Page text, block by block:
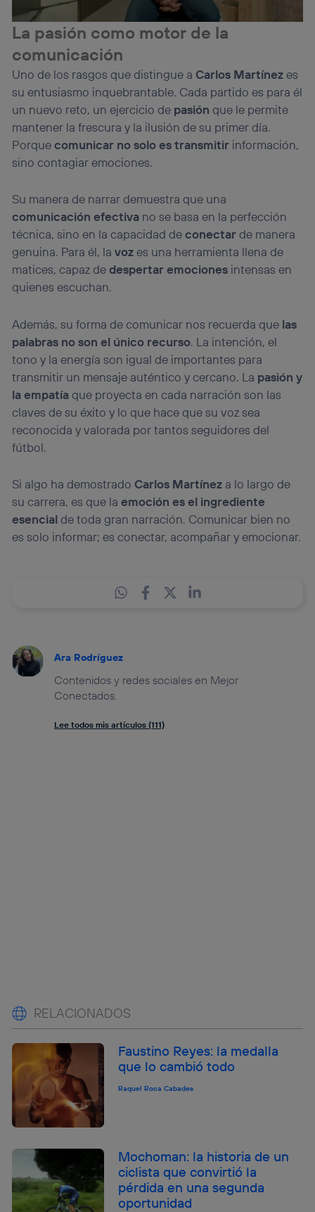
La pasión como motor de la
comunicación
Uno de los rasgos que distingue a Carlos Martínezes
su entusiasmo inquebrantable. Cada partido es para él
un nuevo reto, un ejercicio de pasiónque le permite
mantener la frescura y la ilusión de su primer día.
Porquecomunicar no solo es transmitir información,
sino contagiar emociones.
Su manera de narrar demuestra que una
comunicación efectiva no se basa en la perfección
técnica, sino en la capacidad deconectarde manera
genuina. Para él, lavozes una herramienta llena de
matices, capaz dedespertar emociones intensas en
quienes escuchan.
Además, su forma de comunicar nos recuerda que las
palabras no son el único recurso. La intención, el
tono y la energía son igual de importantes para
transmitir un mensaje auténtico y cercano. La pasión y
la empatíaque proyecta en cada narración son las
claves de su éxito y lo que hace que su voz sea
reconocida y valorada por tantos seguidores del
fútbol.
Si algo ha demostrado Carlos Martínez a lo largo de
su carrera, es que laemoción es el ingrediente
esencialde toda gran narración. Comunicar bien no
es solo informar; es conectar, acompañar y emocionar.
Ara Rodríguez
Contenidos y redes sociales en Mejor
Conectados.
Lee todos mis artículos (111)
RELACIONADOS
Faustino Reyes: la medalla
que lo cambió todo
Raquel Roca Cabades
Mochoman: la historia de un
ciclista que convirtió la
pérdida en una segunda
oportunidad